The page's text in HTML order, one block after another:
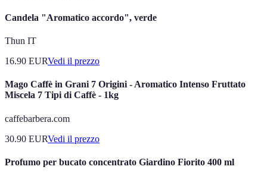
Candela "Aromatico accordo", verde
Thun IT
16.90 EURVedi il prezzo
Mago Caffè in Grani 7 Origini - Aromatico Intenso Fruttato
Miscela 7 Tipi di Caffè - 1kg
caffebarbera.com
30.90 EURVedi il prezzo
Profumo per bucato concentrato Giardino Fiorito 400 ml